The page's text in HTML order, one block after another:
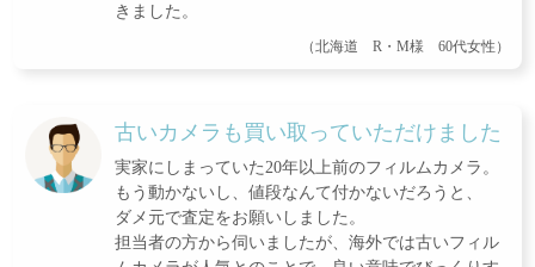
きました。
（北海道 R・M様 60代女性）
古いカメラも買い取っていただけました
実家にしまっていた20年以上前のフィルムカメラ。
もう動かないし、値段なんて付かないだろうと、
ダメ元で査定をお願いしました。
担当者の方から伺いましたが、海外では古いフィル